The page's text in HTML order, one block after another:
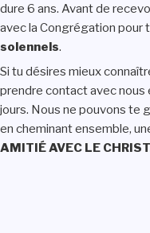
dure 6 ans. Avant de
avec la Congrégation pour
solennels.
Si tu désires mieux
prendre contact avec nous
jours. Nous ne pouvons te
en cheminant ensemble,
AMITIÉ AVEC LE